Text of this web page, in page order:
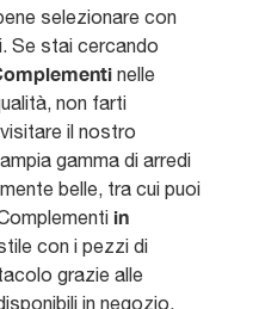
selezionare con
Se stai cercando
nelle
non farti
il nostro
gamma di arredi
belle, tra cui puoi
in
con i pezzi di
grazie alle
in negozio,